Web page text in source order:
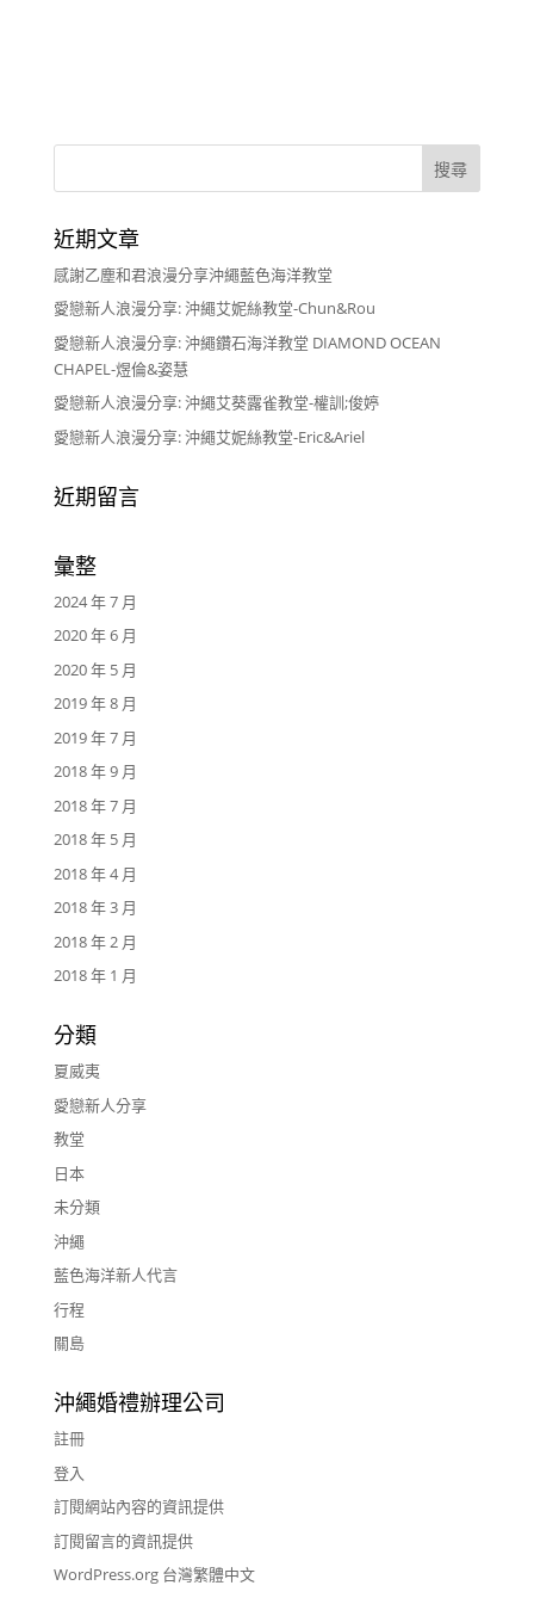
近期文章
感謝乙塵和君浪漫分享沖繩藍色海洋教堂
愛戀新人浪漫分享: 沖繩艾妮絲教堂-Chun&Rou
愛戀新人浪漫分享: 沖繩鑽石海洋教堂 DIAMOND OCEAN
CHAPEL-煜倫&姿慧
愛戀新人浪漫分享: 沖繩艾葵露雀教堂-權訓;俊婷
愛戀新人浪漫分享: 沖繩艾妮絲教堂-Eric&Ariel
近期留言
彙整
2024 年 7 月
2020 年 6 月
2020 年 5 月
2019 年 8 月
2019 年 7 月
2018 年 9 月
2018 年 7 月
2018 年 5 月
2018 年 4 月
2018 年 3 月
2018 年 2 月
2018 年 1 月
分類
夏威夷
愛戀新人分享
教堂
日本
未分類
沖繩
藍色海洋新人代言
行程
關島
沖繩婚禮辦理公司
註冊
登入
訂閱網站內容的資訊提供
訂閱留言的資訊提供
WordPress.org 台灣繁體中文